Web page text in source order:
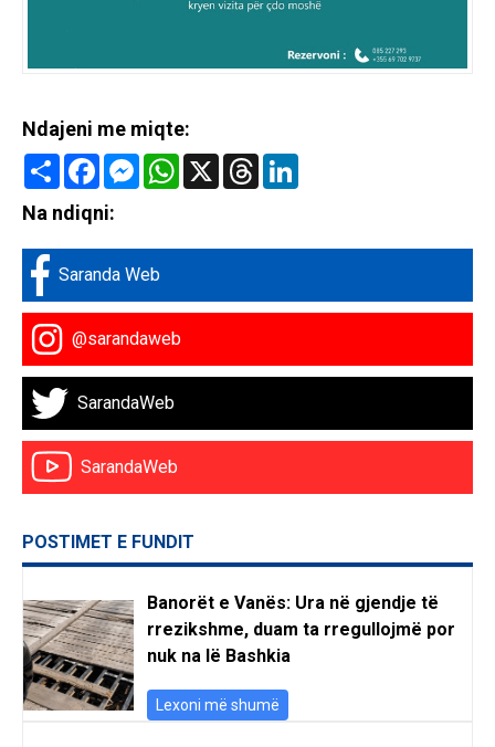
Ndajeni me miqte:
Share FacebookMessenger
WhatsApp
X Threads
Na ndiqni:
Saranda Web
@sarandaweb
SarandaWeb
SarandaWeb
POSTIMET E FUNDIT
Banorët e Vanës: Ura në gjendje të
rrezikshme, duam ta rregullojmë por
nuk na lë Bashkia
Lexoni më shumë